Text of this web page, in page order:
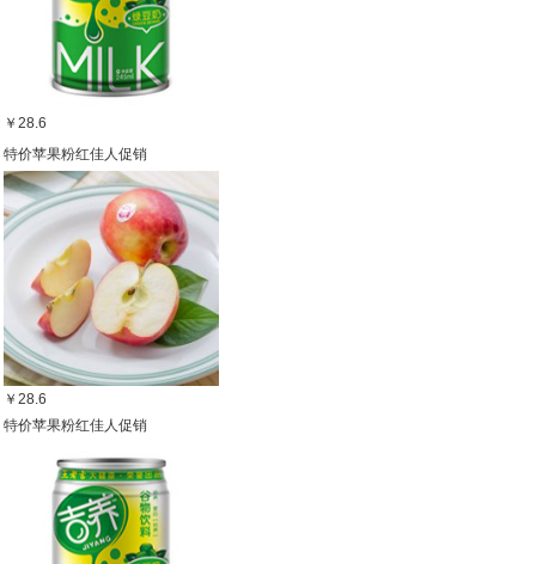
￥28.6
特价苹果粉红佳人促销
￥28.6
特价苹果粉红佳人促销